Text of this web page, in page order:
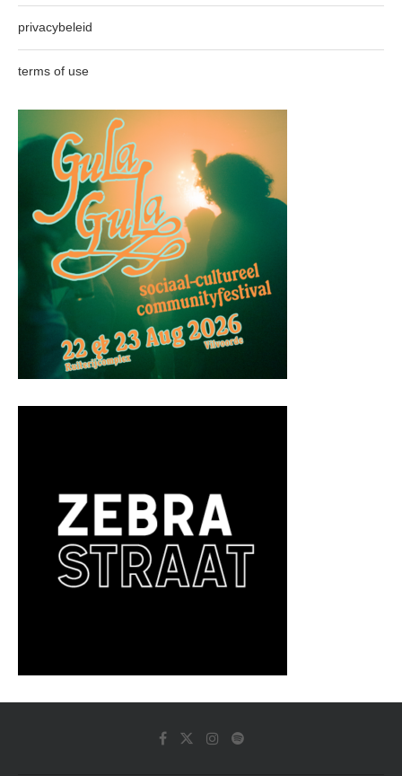
privacybeleid
terms of use